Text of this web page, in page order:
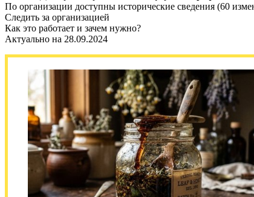
По организации доступны исторические сведения (60
Следить за организацией
Как это работает и зачем нужно?
Актуально на 28.09.2024